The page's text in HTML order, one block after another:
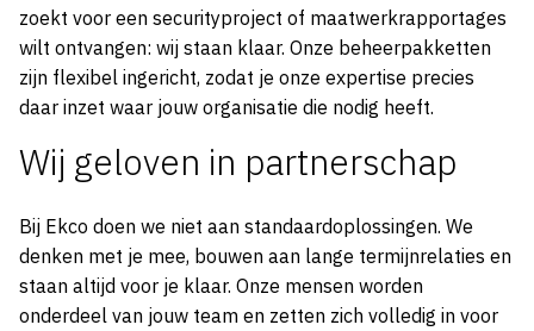
zoekt voor een securityproject of maatwerkrapportages
wilt ontvangen: wij staan klaar. Onze beheerpakketten
zijn flexibel ingericht, zodat je onze expertise precies
daar inzet waar jouw organisatie die nodig heeft.
Wij geloven in partnerschap
Bij Ekco doen we niet aan standaardoplossingen. We
denken met je mee, bouwen aan lange termijnrelaties en
staan altijd voor je klaar. Onze mensen worden
onderdeel van jouw team en zetten zich volledig in voor